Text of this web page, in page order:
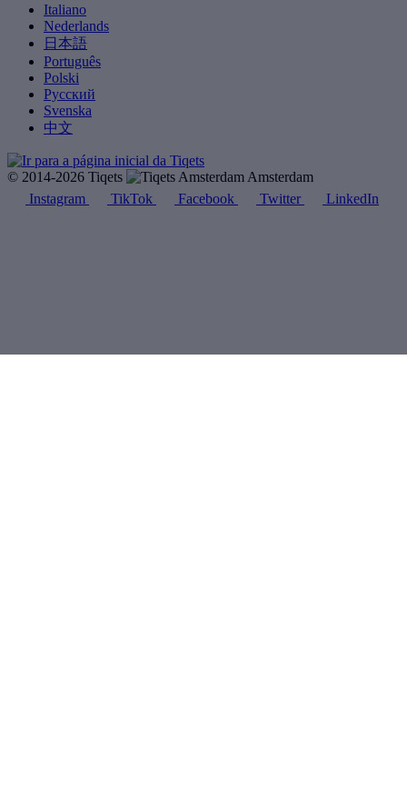
Italiano
Nederlands
日本語
Português
Polski
Русский
Svenska
中文
© 2014-2026 Tiqets
Amsterdam
Instagram
TikTok Facebook Twitter LinkedIn